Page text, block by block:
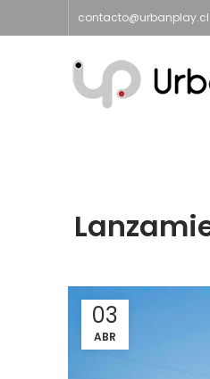
contacto@urbanplay.cl
03
ABR